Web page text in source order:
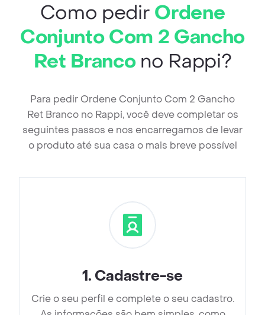
Como pedir Ordene
Conjunto Com 2 Gancho
Ret Brancono Rappi?
Para pedir Ordene Conjunto Com 2 Gancho
Ret Branco no Rappi, você deve completar os
seguintes passos e nos encarregamos de levar
o produto até sua casa o mais breve possível
1. Cadastre-se
Crie o seu perfil e complete o seu cadastro.